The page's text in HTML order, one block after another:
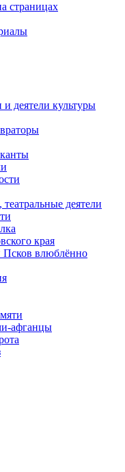
страницах
деятели культуры
деятели
края
влюблённо
афганцы